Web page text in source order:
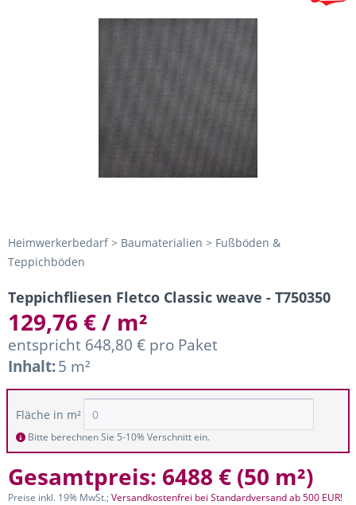
Heimwerkerbedarf > Baumaterialien > Fußböden &
Teppichböden
Teppichfliesen Fletco Classic weave - T750350
129,76 € / m²
entspricht 648,80 € pro Paket
Inhalt:5 m²
Fläche in m²
Bitte berechnen Sie 5-10% Verschnitt ein.
Gesamtpreis: 6488 € (50 m²)
Preise inkl. 19% MwSt.;Versandkostenfrei bei Standardversand ab 500 EUR!